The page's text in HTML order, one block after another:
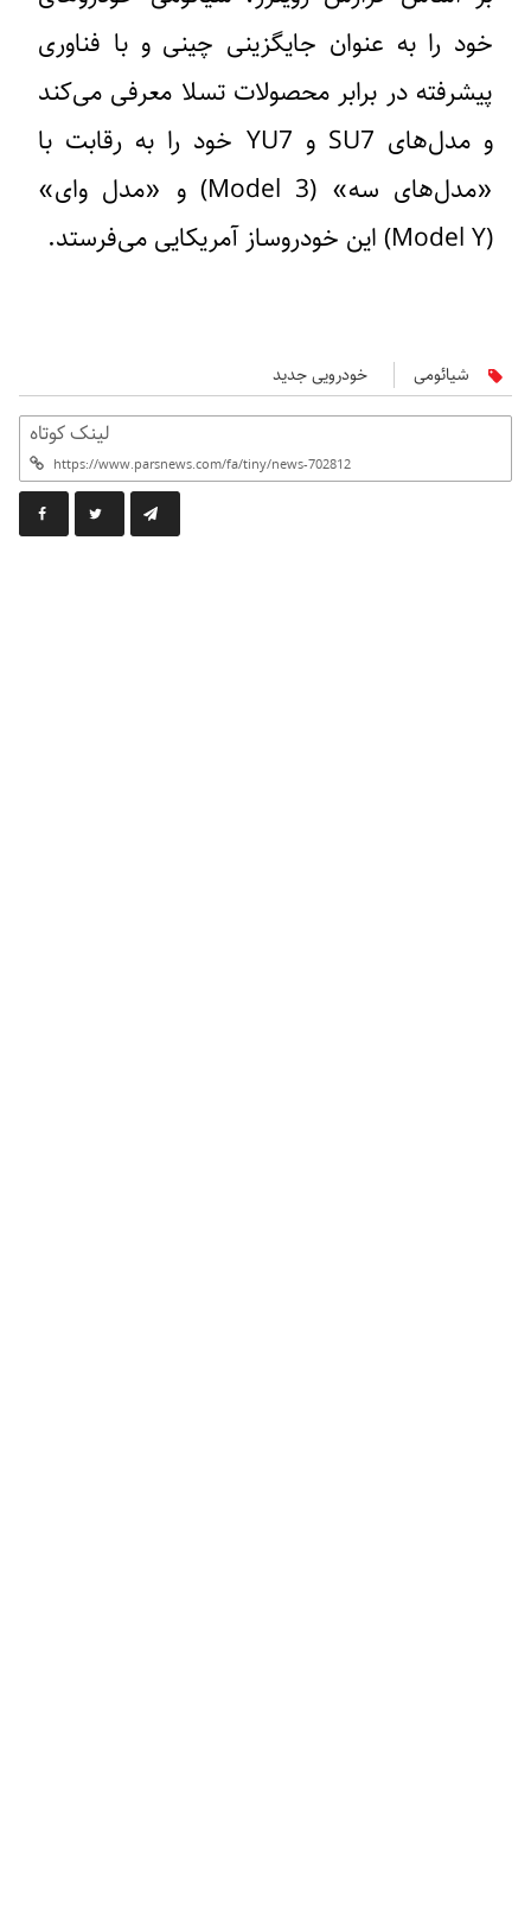
خود را به عنوان جایگزینی چینی و با فناوری
پیشرفته در برابر محصولات تسلا معرفی می‌کند
و مدل‌های SU7 و YU7 خود را به رقابت با
«مدل‌های سه» (Model 3) و «مدل وای»
(Model Y) این خودروساز آمریکایی می‌فرستد.
شیائومی خودرویی جدید
لینک کوتاه